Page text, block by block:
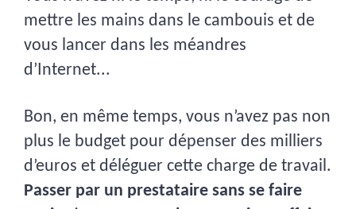
mettre les mains dans le cambouis et de
vous lancer dans les méandres
d’Internet...
Bon, en même temps, vous n’avez pas non
plus le budget pour dépenser des milliers
d’euros et déléguer cette charge de travail.
Passer par un prestataire sans se faire